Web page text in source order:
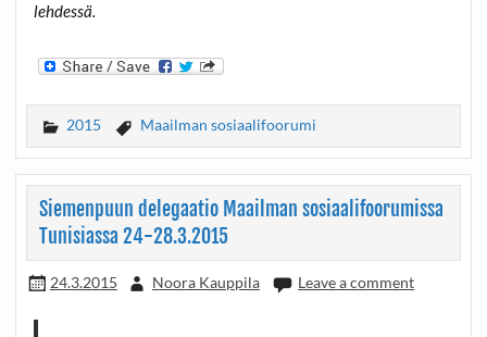
lehdessä.
2015 Maailman sosiaalifoorumi
Siemenpuun delegaatio Maailman sosiaalifoorumissa
Tunisiassa 24-28.3.2015
24.3.2015 Noora Kauppila Leave a comment